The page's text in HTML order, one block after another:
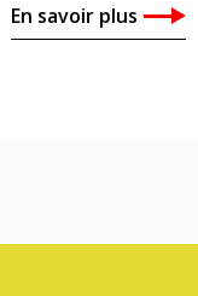
En savoir plus